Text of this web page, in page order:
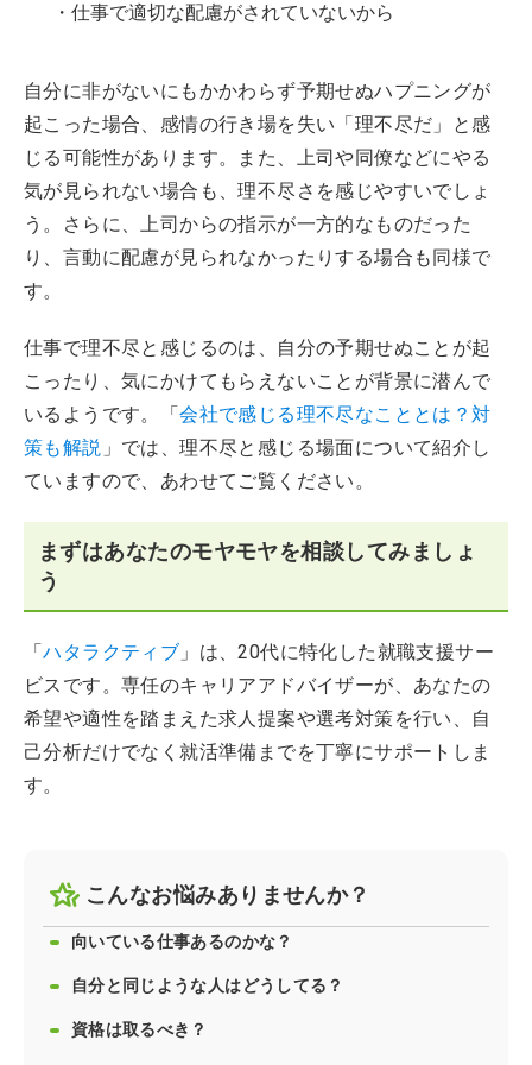
・仕事で適切な配慮がされていないから
自分に非がないにもかかわらず予期せぬハプニングが
起こった場合、感情の行き場を失い「理不尽だ」と感
じる可能性があります。また、上司や同僚などにやる
気が見られない場合も、理不尽さを感じやすいでしょ
う。さらに、上司からの指示が一方的なものだった
り、言動に配慮が見られなかったりする場合も同様で
す。
仕事で理不尽と感じるのは、自分の予期せぬことが起
こったり、気にかけてもらえないことが背景に潜んで
いるようです。「会社で感じる理不尽なこととは？対
策も解説 」では、理不尽と感じる場面について紹介し
ていますので、あわせてご覧ください。
まずはあなたのモヤモヤを相談してみましょ
う
「ハタラクティブ 」は、20代に特化した就職支援サー
ビスです。専任のキャリアアドバイザーが、あなたの
希望や適性を踏まえた求人提案や選考対策を行い、自
己分析だけでなく就活準備までを丁寧にサポートしま
す。
こんなお悩みありませんか？
向いている仕事あるのかな？
自分と同じような人はどうしてる？
資格は取るべき？